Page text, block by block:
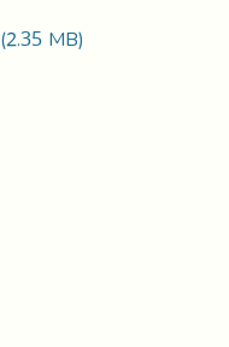
(2.35 MB)